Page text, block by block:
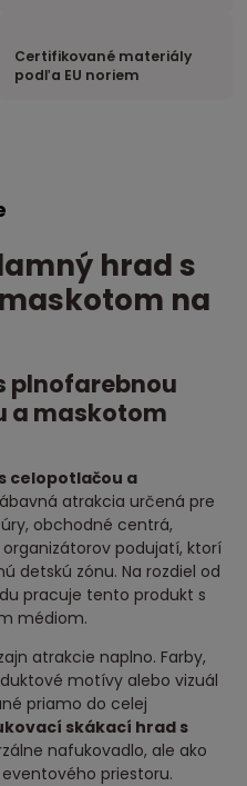
Certifikované materiály
podľa EU noriem
hrad s
na
plnofarebnou
a maskotom
celopotlačou a
atrakcia určená pre
obchodné centrá,
podujatí, ktorí
detskú zónu. Na rozdiel od
pracuje tento produkt s
médiom.
atrakcie naplno. Farby,
motívy alebo vizuál
priamo do celej
skákací hrad s
nafukovadlo, ale ako
priestoru.